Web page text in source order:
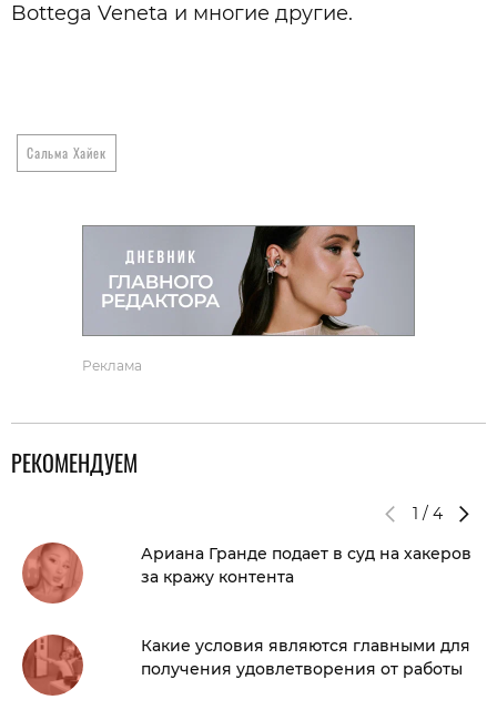
Bottega Veneta и многие другие.
Сальма Хайек
Реклама
РЕКОМЕНДУЕМ
1 / 4
Ариана Гранде подает в суд на хакеров
за кражу контента
Какие условия являются главными для
получения удовлетворения от работы